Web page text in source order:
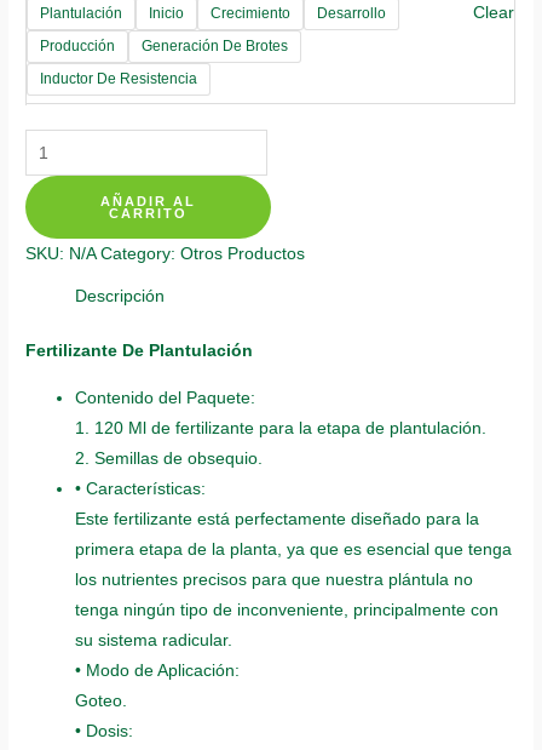
Plantulación Inicio Crecimiento
Desarrollo
Producción
Generación De Brotes
Inductor De Resistencia
Clear
Fertilizantes
Individuales
Para
Pimentón
California
quantity
AÑADIR AL
CARRITO
SKU: N/A Category:Otros Productos
Descripción
Fertilizante De Plantulación
Contenido del Paquete:
1. 120 Ml de fertilizante para la etapa de plantulación.
2. Semillas de obsequio.
• Características:
Este fertilizante está perfectamente diseñado para la
primera etapa de la planta, ya que es esencial que tenga
los nutrientes precisos para que nuestra plántula no
tenga ningún tipo de inconveniente, principalmente con
su sistema radicular.
• Modo de Aplicación:
Goteo.
• Dosis: